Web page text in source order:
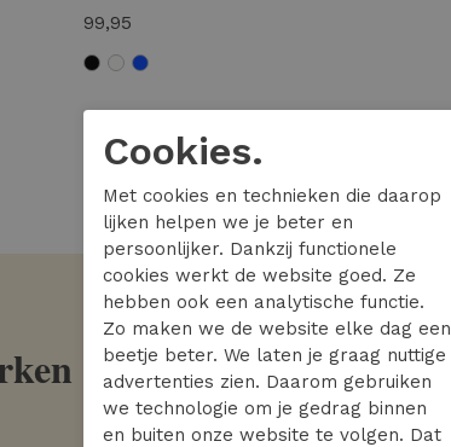
99,95
Cookies.
Met cookies en technieken die daarop
lijken helpen we je beter en
persoonlijker. Dankzij functionele
cookies werkt de website goed. Ze
hebben ook een analytische functie.
Zo maken we de website elke dag een
beetje beter. We laten je graag nuttige
advertenties zien. Daarom gebruiken
we technologie om je gedrag binnen
en buiten onze website te volgen. Dat